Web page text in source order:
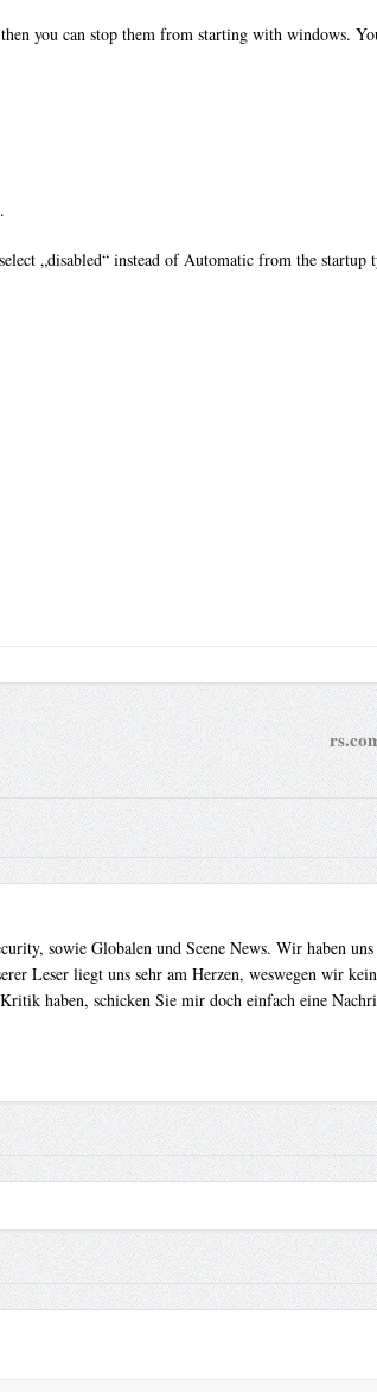
you can stop them from starting with windows.
„disabled“ instead of Automatic from the startup
sowie Globalen und Scene News. Wir haben
Leser liegt uns sehr am Herzen, weswegen wir
haben, schicken Sie mir doch einfach eine